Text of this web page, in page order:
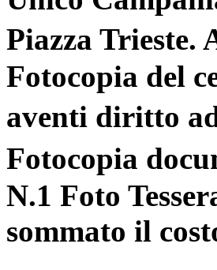
Piazza Trieste.
Fotocopia del
aventi diritto
Fotocopia
N.1 Foto
sommato il